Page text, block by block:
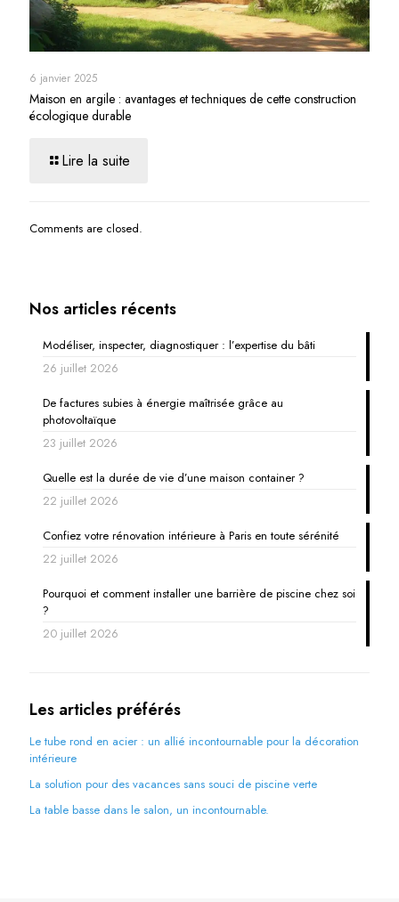
6 janvier 2025
Maison en argile : avantages et techniques de cette construction
écologique durable
Lire la suite
Comments are closed.
Nos articles récents
Modéliser, inspecter, diagnostiquer : l’expertise du bâti
26 juillet 2026
De factures subies à énergie maîtrisée grâce au
photovoltaïque
23 juillet 2026
Quelle est la durée de vie d’une maison container ?
22 juillet 2026
Confiez votre rénovation intérieure à Paris en toute sérénité
22 juillet 2026
Pourquoi et comment installer une barrière de piscine chez soi
?
20 juillet 2026
Les articles préférés
Le tube rond en acier : un allié incontournable pour la décoration
intérieure
La solution pour des vacances sans souci de piscine verte
La table basse dans le salon, un incontournable.